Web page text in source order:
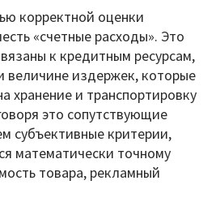
корректной оценки
«счетные расходы». Это
к кредитным ресурсам,
величине издержек, которые
хранение и транспортировку
это сопутствующие
субъективные критерии,
математически точному
товара, рекламный